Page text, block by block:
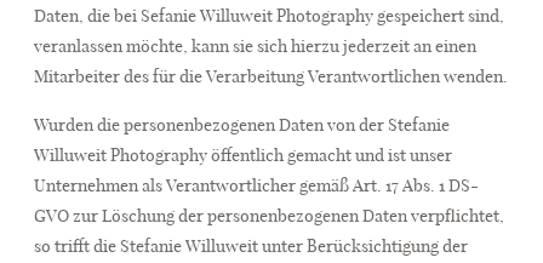
Daten, die bei Sefanie Willuweit Photography gespeichert sind,
veranlassen möchte, kann sie sich hierzu jederzeit an einen
Mitarbeiter des für die Verarbeitung Verantwortlichen wenden.
Wurden die personenbezogenen Daten von der Stefanie
Willuweit Photography öffentlich gemacht und ist unser
Unternehmen als Verantwortlicher gemäß Art. 17 Abs. 1 DS-
GVO zur Löschung der personenbezogenen Daten verpflichtet,
so trifft die Stefanie Willuweit unter Berücksichtigung der